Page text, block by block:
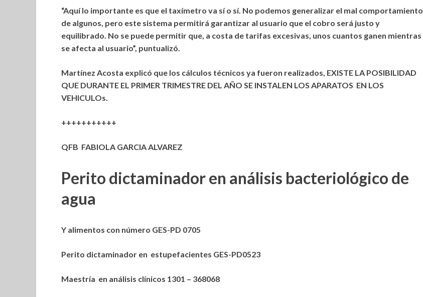
“Aquí lo importante es que el taxímetro va sí o sí. No podemos generalizar el mal comportamiento
de algunos, pero este sistema permitirá garantizar al usuario que el cobro será justo y
equilibrado. No se puede permitir que, a costa de tarifas excesivas, unos cuantos ganen mientras
se afecta al usuario”, puntualizó.
Martínez Acosta explicó que los cálculos técnicos ya fueron realizados, EXISTE LA POSIBILIDAD
QUE DURANTE EL PRIMER TRIMESTRE DEL AÑO SE INSTALEN LOS APARATOS EN LOS
VEHICULOs.
+++++++++++
QFB FABIOLA GARCIA ALVAREZ
Perito dictaminador en análisis bacteriológico de
agua
Y alimentos con número GES-PD 0705
Perito dictaminador en estupefacientes GES-PD0523
Maestría en análisis clínicos 1301 – 368068